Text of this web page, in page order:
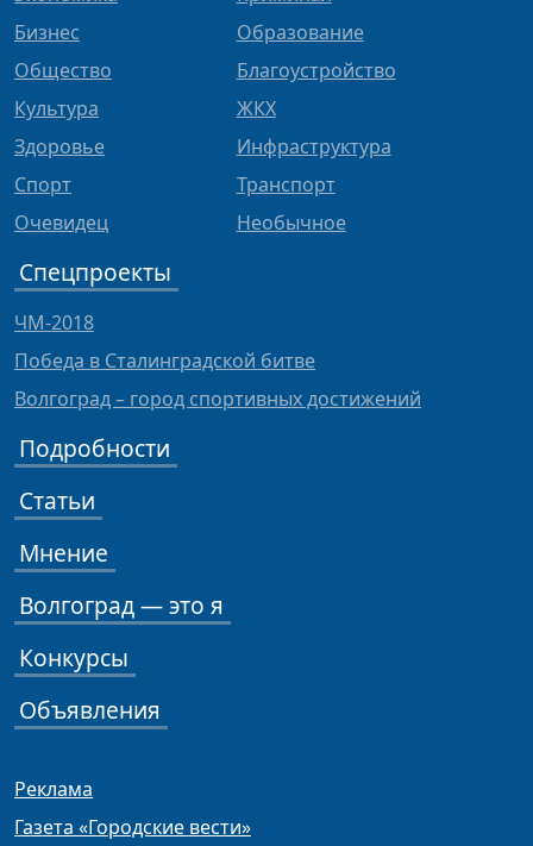
Бизнес
Общество
Культура
Здоровье
Спорт
Очевидец
Образование
Благоустройство
ЖКХ
Инфраструктура
Транспорт
Необычное
Спецпроекты
ЧМ-2018
Победа в Сталинградской битве
Волгоград – город спортивных достижений
Подробности
Статьи
Мнение
Волгоград — это я
Конкурсы
Объявления
Реклама
Газета «Городские вести»